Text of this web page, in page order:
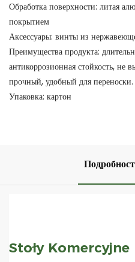
Обработка поверхности: литая
покрытием
Аксессуары: винты из
Преимущества продукта:
антикоррозионная стойкость, не
прочный, удобный для переноски.
Упаковка: картон
Stoły Komercyjne